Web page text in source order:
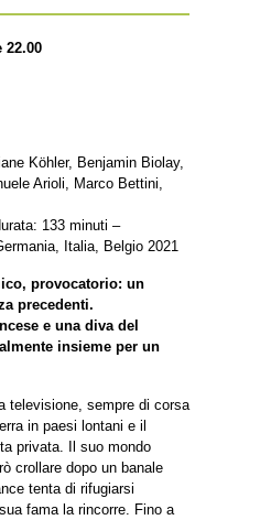
22.00
Köhler, Benjamin Biolay,
Arioli, Marco Bettini,
133 minuti –
Italia, Belgio 2021
provocatorio: un
precedenti.
e una diva del
insieme per un
televisione, sempre di corsa
in paesi lontani e il
privata. Il suo mondo
crollare dopo un banale
tenta di rifugiarsi
fama la rincorre. Fino a